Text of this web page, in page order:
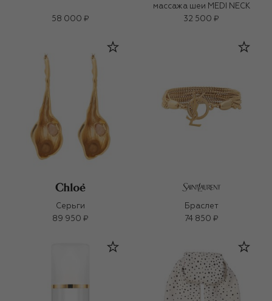
58 000 ₽
массажа шеи MEDI NECK
32 500 ₽
Серьги
89 950 ₽
Браслет
74 850 ₽